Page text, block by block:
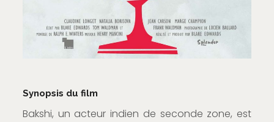
Synopsis du film
Bakshi, un acteur indien de seconde zone, est